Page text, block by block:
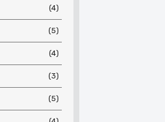
(4)
(5)
(4)
(3)
(5)